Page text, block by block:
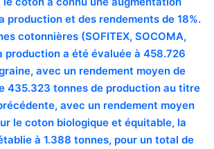
production et des rendements de 18%.
cotonnières (SOFITEX, SOCOMA,
production a été évaluée à 458.726
avec un rendement moyen de
435.323 tonnes de production au titre
avec un rendement moyen
le coton biologique et équitable, la
à 1.388 tonnes, pour un total de